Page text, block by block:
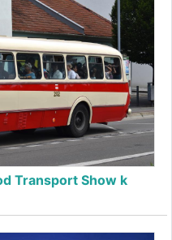
Transport Show k